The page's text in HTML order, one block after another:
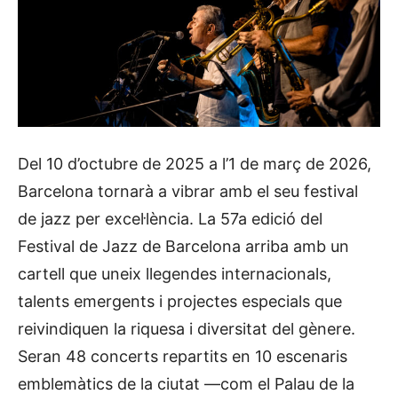
Del 10 d’octubre de 2025 a l’1 de març de 2026,
Barcelona tornarà a vibrar amb el seu festival
de jazz per excel·lència. La 57a edició del
Festival de Jazz de Barcelona arriba amb un
cartell que uneix llegendes internacionals,
talents emergents i projectes especials que
reivindiquen la riquesa i diversitat del gènere.
Seran 48 concerts repartits en 10 escenaris
emblemàtics de la ciutat —com el Palau de la